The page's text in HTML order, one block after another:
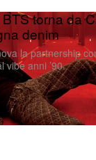
torna da
denim
la partnership
vibe anni ’90.